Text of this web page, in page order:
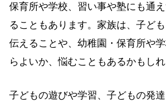
保育所や学校、習い事や塾にも通
ることもあります。家族は、子ど
伝えることや、幼稚園・保育所や
らよいか、悩むこともあるかもしれ
子どもの遊びや学習、子どもの発